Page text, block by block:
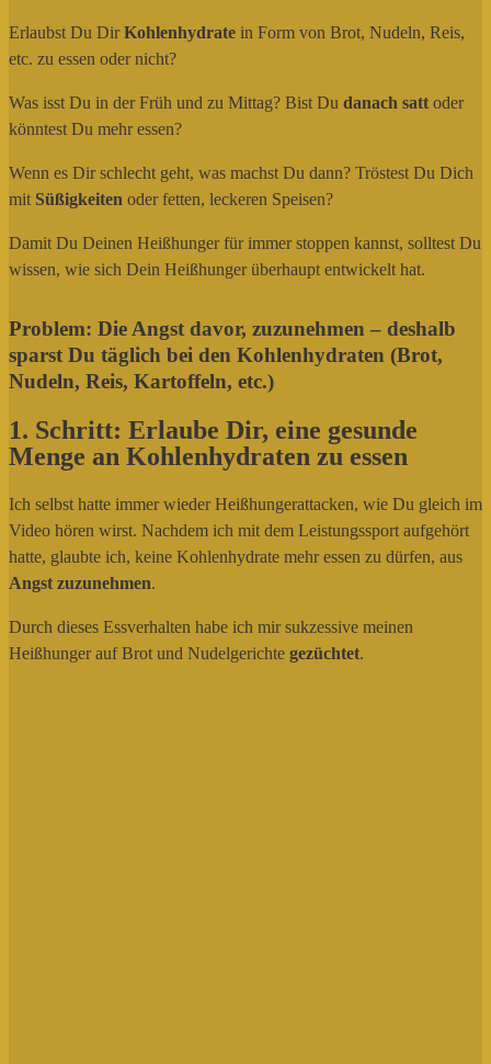
Erlaubst Du DirKohlenhydrate in Form von Brot, Nudeln, Reis,
etc. zu essen oder nicht?
Was isst Du in der Früh und zu Mittag? Bist Du danach satt oder
könntest Du mehr essen?
Wenn es Dir schlecht geht, was machst Du dann? Tröstest Du Dich
mit Süßigkeiten oder fetten, leckeren Speisen?
Damit Du Deinen Heißhunger für immer stoppen kannst, solltest Du
wissen, wie sich Dein Heißhunger überhaupt entwickelt hat.
Problem: Die Angst davor, zuzunehmen – deshalb
sparst Du täglich bei den Kohlenhydraten (Brot,
Nudeln, Reis, Kartoffeln, etc.)
1. Schritt: Erlaube Dir, eine gesunde
Menge an Kohlenhydraten zu essen
Ich selbst hatte immer wieder Heißhungerattacken, wie Du gleich im
Video hören wirst. Nachdem ich mit dem Leistungssport aufgehört
hatte, glaubte ich, keine Kohlenhydrate mehr essen zu dürfen, aus
Angst zuzunehmen.
Durch dieses Essverhalten habe ich mir sukzessive meinen
Heißhunger auf Brot und Nudelgerichte gezüchtet.